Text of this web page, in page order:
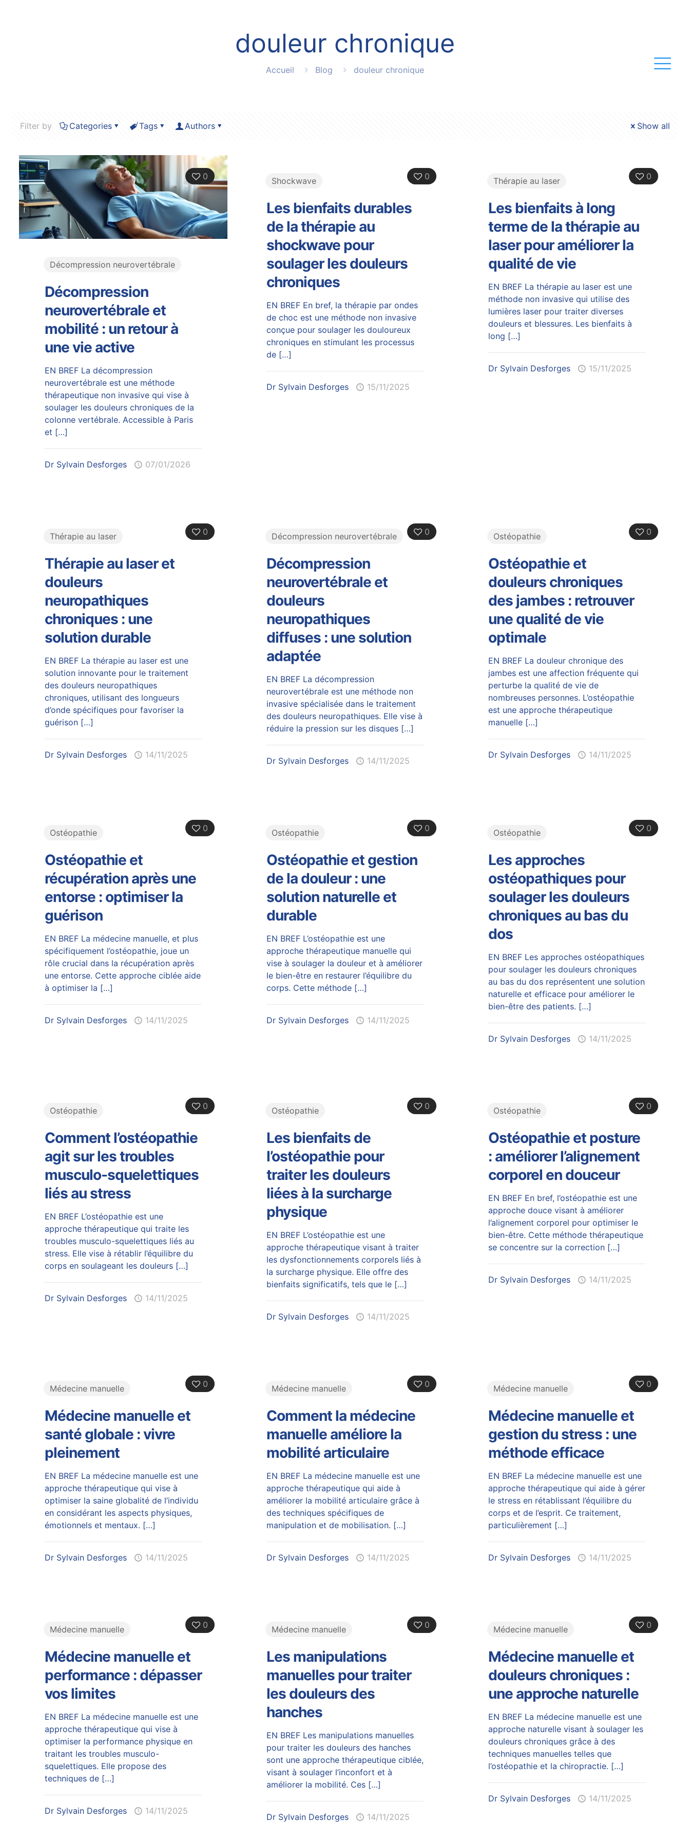
douleur chronique
Accueil Blog douleur chronique
Filter by Categories Tags Authors Show all
0
Décompression neurovertébrale
Décompression
neurovertébrale et
mobilité : un retour à
une vie active
EN BREF La décompression
neurovertébrale est une méthode
thérapeutique non invasive qui vise à
soulager les douleurs chroniques de la
colonne vertébrale. Accessible à Paris
et […]
Dr Sylvain Desforges 07/01/2026
0
Shockwave
Les bienfaits durables
de la thérapie au
shockwave pour
soulager les douleurs
chroniques
EN BREF En bref, la thérapie par ondes
de choc est une méthode non invasive
conçue pour soulager les douloureux
chroniques en stimulant les processus
de[…]
Dr Sylvain Desforges 15/11/2025
0
Thérapie au laser
Les bienfaits à long
terme de la thérapie au
laser pour améliorer la
qualité de vie
EN BREF La thérapie au laser est une
méthode non invasive qui utilise des
lumières laser pour traiter diverses
douleurs et blessures. Les bienfaits à
long […]
Dr Sylvain Desforges 15/11/2025
0
Thérapie au laser
Thérapie au laser et
douleurs
neuropathiques
chroniques : une
solution durable
EN BREF La thérapie au laser est une
solution innovante pour le traitement
des douleurs neuropathiques
chroniques, utilisant des longueurs
d’onde spécifiques pour favoriser la
guérison[…]
Dr Sylvain Desforges 14/11/2025
0
Décompression neurovertébrale
Décompression
neurovertébrale et
douleurs
neuropathiques
diffuses : une solution
adaptée
EN BREF La décompression
neurovertébrale est une méthode non
invasive spécialisée dans le traitement
des douleurs neuropathiques. Elle vise à
réduire la pression sur les disques[…]
Dr Sylvain Desforges 14/11/2025
0
Ostéopathie
Ostéopathie et
douleurs chroniques
des jambes : retrouver
une qualité de vie
optimale
EN BREF La douleur chronique des
jambes est une affection fréquente qui
perturbe la qualité de vie de
nombreuses personnes. L’ostéopathie
est une approche thérapeutique
manuelle[…]
Dr Sylvain Desforges 14/11/2025
0
Ostéopathie
Ostéopathie et
récupération après une
entorse : optimiser la
guérison
EN BREF La médecine manuelle, et plus
spécifiquement l’ostéopathie, joue un
rôle crucial dans la récupération après
une entorse. Cette approche ciblée aide
à optimiser la […]
Dr Sylvain Desforges 14/11/2025
0
Ostéopathie
Ostéopathie et gestion
de la douleur : une
solution naturelle et
durable
EN BREF L’ostéopathie est une
approche thérapeutique manuelle qui
vise à soulager la douleur et à améliorer
le bien-être en restaurer l’équilibre du
corps. Cette méthode[…]
Dr Sylvain Desforges 14/11/2025
0
Ostéopathie
Les approches
ostéopathiques pour
soulager les douleurs
chroniques au bas du
dos
EN BREF Les approches ostéopathiques
pour soulager les douleurs chroniques
au bas du dos représentent une solution
naturelle et efficace pour améliorer le
bien-être des patients. […]
Dr Sylvain Desforges 14/11/2025
0
Ostéopathie
Comment l’ostéopathie
agit sur les troubles
musculo-squelettiques
liés au stress
EN BREF L’ostéopathie est une
approche thérapeutique qui traite les
troubles musculo-squelettiques liés au
stress. Elle vise à rétablir l’équilibre du
corps en soulageant les douleurs[…]
Dr Sylvain Desforges 14/11/2025
0
Ostéopathie
Les bienfaits de
l’ostéopathie pour
traiter les douleurs
liées à la surcharge
physique
EN BREF L’ostéopathie est une
approche thérapeutique visant à traiter
les dysfonctionnements corporels liés à
la surcharge physique. Elle offre des
bienfaits significatifs, tels que le[…]
Dr Sylvain Desforges 14/11/2025
0
Ostéopathie
Ostéopathie et posture
: améliorer l’alignement
corporel en douceur
EN BREF En bref, l’ostéopathie est une
approche douce visant à améliorer
l’alignement corporel pour optimiser le
bien-être. Cette méthode thérapeutique
se concentre sur la correction[…]
Dr Sylvain Desforges 14/11/2025
0
Médecine manuelle
Médecine manuelle et
santé globale : vivre
pleinement
EN BREF La médecine manuelle est une
approche thérapeutique qui vise à
optimiser la saine globalité de l’individu
en considérant les aspects physiques,
émotionnels et mentaux. […]
Dr Sylvain Desforges 14/11/2025
0
Médecine manuelle
Comment la médecine
manuelle améliore la
mobilité articulaire
EN BREF La médecine manuelle est une
approche thérapeutique qui aide à
améliorer la mobilité articulaire grâce à
des techniques spécifiques de
manipulation et de mobilisation. […]
Dr Sylvain Desforges 14/11/2025
0
Médecine manuelle
Médecine manuelle et
gestion du stress : une
méthode efficace
EN BREF La médecine manuelle est une
approche thérapeutique qui aide à gérer
le stress en rétablissant l’équilibre du
corps et de l’esprit. Ce traitement,
particulièrement […]
Dr Sylvain Desforges 14/11/2025
0
Médecine manuelle
Médecine manuelle et
performance : dépasser
vos limites
EN BREF La médecine manuelle est une
approche thérapeutique qui vise à
optimiser la performance physique en
traitant les troubles musculo-
squelettiques. Elle propose des
techniques de[…]
Dr Sylvain Desforges 14/11/2025
0
Médecine manuelle
Les manipulations
manuelles pour traiter
les douleurs des
hanches
EN BREF Les manipulations manuelles
pour traiter les douleurs des hanches
sont une approche thérapeutique ciblée,
visant à soulager l’inconfort et à
améliorer la mobilité. Ces[…]
Dr Sylvain Desforges 14/11/2025
0
Médecine manuelle
Médecine manuelle et
douleurs chroniques :
une approche naturelle
EN BREF La médecine manuelle est une
approche naturelle visant à soulager les
douleurs chroniques grâce à des
techniques manuelles telles que
l’ostéopathie et la chiropractie. […]
Dr Sylvain Desforges 14/11/2025